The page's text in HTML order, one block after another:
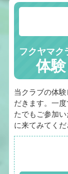
フクヤマク
体
当クラブの体
だきます。一
たでもご参加
に来てみてくだ